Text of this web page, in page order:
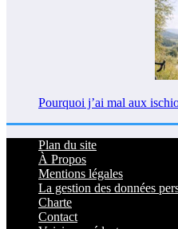
Pourquoi j’ai mal aux
Plan du site
À Propos
Mentions légales
La gestion des données
Charte
Contact